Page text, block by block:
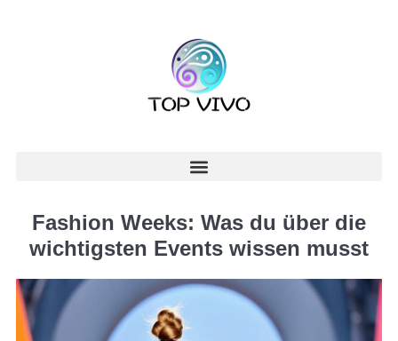
Fashion Weeks: Was du über die
wichtigsten Events wissen musst